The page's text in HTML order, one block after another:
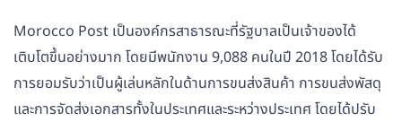
Morocco Post เป็นองค์กรสาธารณะที่รัฐบาลเป็นเจ้าของได้
เติบโตขึ้นอย่างมาก โดยมีพนักงาน 9,088 คนในปี 2018 โดยได้รับ
การยอมรับว่าเป็นผู้เล่นหลักในด้านการขนส่งสินค้า การขนส่งพัสดุ
และการจัดส่งเอกสารทั้งในประเทศและระหว่างประเทศ โดยได้ปรับ